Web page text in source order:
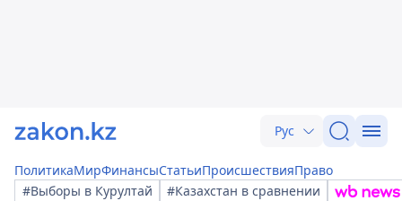
Рус
ПолитикаМирФинансыСтатьиПроисшествияПраво
#Выборы в Курултай
#Казахстан в сравнении